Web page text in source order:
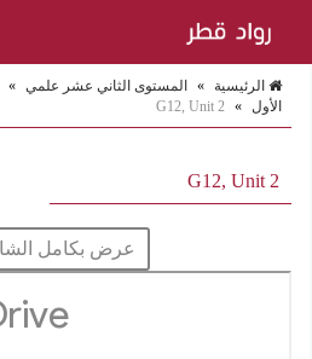
الرئيسية » المستوى الثاني عشر علمي »
الأول »
G12, Unit 2
G12, Unit 2
عرض بكامل